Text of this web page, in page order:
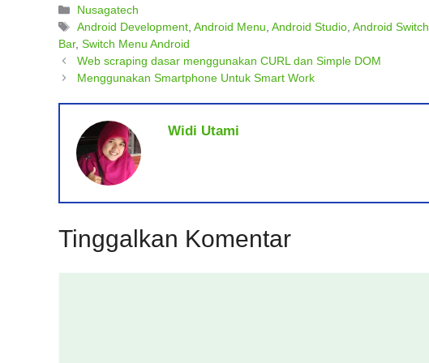
Kategori
Nusagatech
Tag
Android Development,Android Menu,Android Studio,Android Switch
Bar, Switch Menu Android
Web scraping dasar menggunakan CURL dan Simple DOM
Menggunakan Smartphone Untuk Smart Work
Widi Utami
Tinggalkan Komentar